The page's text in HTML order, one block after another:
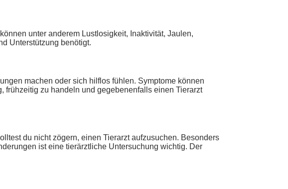
unter anderem Lustlosigkeit, Inaktivität, Jaulen,
Unterstützung benötigt.
machen oder sich hilflos fühlen. Symptome können
frühzeitig zu handeln und gegebenenfalls einen Tierarzt
du nicht zögern, einen Tierarzt aufzusuchen. Besonders
ist eine tierärztliche Untersuchung wichtig. Der